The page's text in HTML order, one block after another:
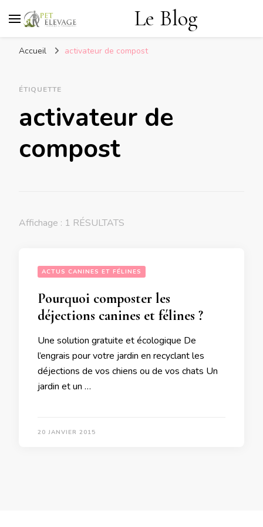
Le Blog
Accueil activateur de compost
ÉTIQUETTE
activateur de
compost
Affichage : 1 RÉSULTATS
ACTUS CANINES ET FÉLINES
Pourquoi composter les
déjections canines et félines ?
Une solution gratuite et écologique De
l’engrais pour votre jardin en recyclant les
déjections de vos chiens ou de vos chats Un
jardin et un …
20 JANVIER 2015